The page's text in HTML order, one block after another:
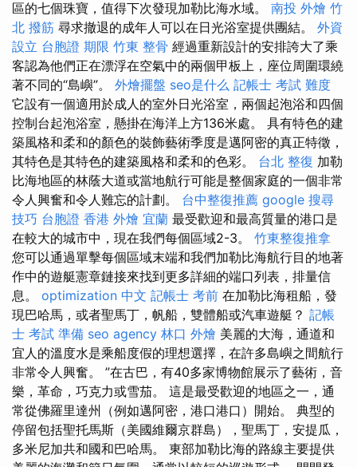
區的七個珠寶，值得下次發現加勒比海水域。 南投 外燴 竹
北 撥筋 尋求撤退的成年人可以在日光浴室提供團結。 外資
設立 台胞證 期限 竹東 整骨 經過重新設計的安排誇大了乘
客認為他們正在漂浮在空氣中的兩個甲板上，座位周圍環繞
著不同的“島嶼”。 外燴擺盤 seo是什么 記帳士 考試 難度
它設有一個適用於成人的室外日光浴室，兩個起泡浴和四個
控制台起泡浴室，懸掛在海洋上方136米處。 具有特色的建
築風格和柔和的顏色的裝飾藝術季度是邁阿密的真正特徵，
其特色是其特色的建築風格和柔和的色彩。 台北 整復 加勒
比海地區的林蔭大道或當地航行可能是整個家庭的一個非常
令人興奮和令人難忘的計劃。 台中整復推薦 google 搜尋
技巧 台胞證 香港 外燴 宜蘭 最受歡迎和最高質量的港口是
在較大的城市中，現在我們每個區域2-3。 竹東整復推拿
您可以通過單擊每個區域末端和我們加勒比海航行目的地著
作中的遊艇憲章鏈接來找到更多詳細的端口列表，排量信
息。 optimization 中文 記帳士 考前 在加勒比海租船，發
現巴哈馬，或者聖馬丁，帆船，雙體船或汽車遊艇？ 記帳
士 考試 準備 seo agency 林口 外燴 美麗的大海，通道和
宜人的溫度水是乘船度假的理想選擇，在許多島嶼之間航行
非常令人興奮。 ”在古巴，有40多家博物館展示了藝術，音
樂，革命，巧克力或雪茄。 這是最受歡迎的地區之一，通
常從佛羅里達州（例如邁阿密，港口港口）開始。 典型的
停留包括聖托馬斯（美國維爾京群島），聖馬丁，安提瓜，
多米尼加共和國和巴哈馬。 東部加勒比海的路線主要提供